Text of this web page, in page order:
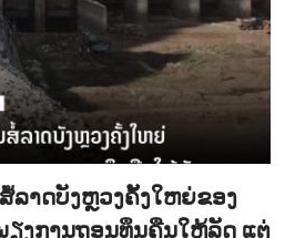
ລາດບັງຫຼວງຄັ້ງໃຫຍ່ຂອງ
ຽງການຖອນທຶນຄືນໃຫ້ລັດ ແຕ່